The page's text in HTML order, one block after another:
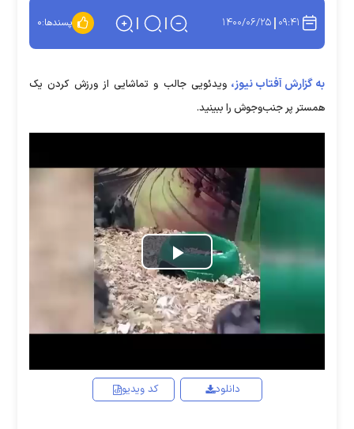
۰۹:۴۱ ۱۴۰۰/۰۶/۲۵ پسندها:۰
به گزارش آفتاب نیوز، ویدئویی جالب و تماشایی از ورزش کردن یک
همستر پر جنب‌وجوش را ببینید.
Play
Video
کد ویدیو دانلود